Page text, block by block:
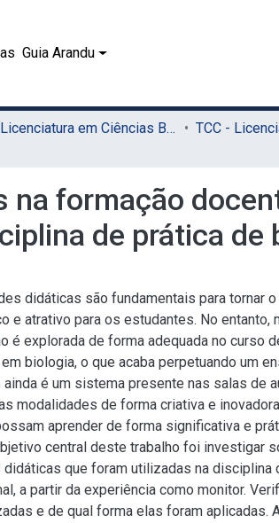
Guia Arandu
Licenciatura em Ciências Biológicas (Sede)
na formação
de prática de
didáticas são fundamentais para tornar
e atrativo para os estudantes. No entanto,
é explorada de forma adequada no curso
biologia, o que acaba perpetuando um
é um sistema presente nas salas de
modalidades de forma criativa e
aprender de forma significativa e
central deste trabalho foi investigar
que foram utilizadas na disciplina
a partir da experiência como monitor.
e de qual forma elas foram aplicadas.